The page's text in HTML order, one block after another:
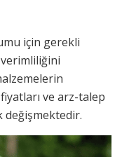
için gerekli
ve arz-talep
değişmektedir.